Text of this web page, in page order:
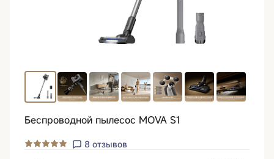
Беспроводной пылесос MOVA S1
8 отзывов